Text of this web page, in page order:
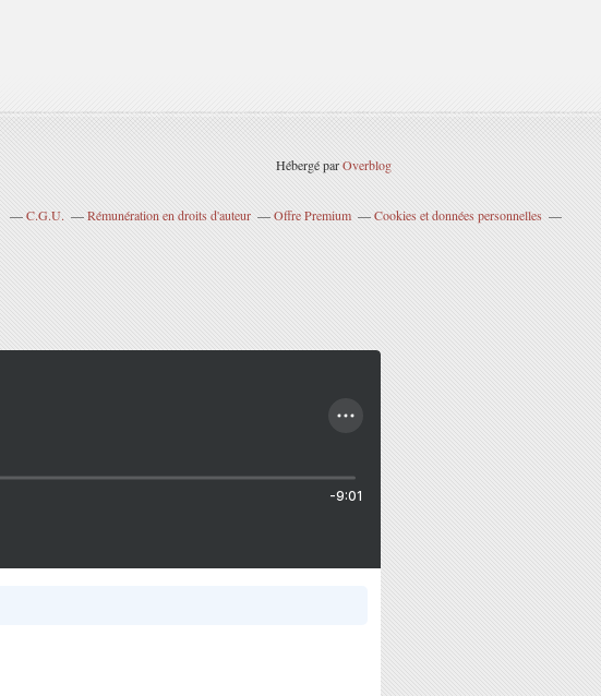
Hébergé parOverblog
C.G.U. Rémunération en droits d'auteur Offre Premium
Cookies et données personnelles
-9:01